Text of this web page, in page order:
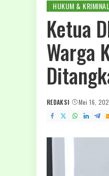
HUKUM & KRIMINAL
Ketua
Warga
POSTED
BY
REDAKSI Mei 16,